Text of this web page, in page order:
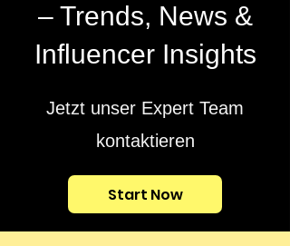
– Trends, News &
Influencer Insights
Jetzt unser Expert Team
kontaktieren
Start Now